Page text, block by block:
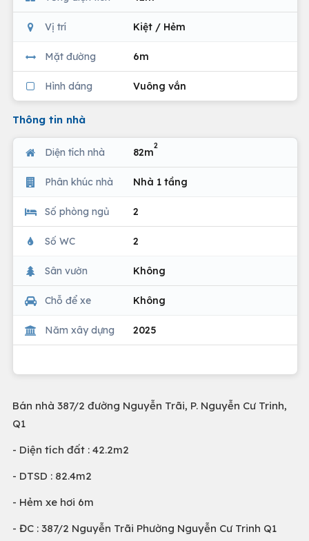
Vị trí Kiệt / Hẻm
Mặt đường 6m
Hình dáng Vuông vắn
Thông tin nhà
Diện tích nhà 82m
2
Phân khúc nhà Nhà 1 tầng
Số phòng ngủ 2
Số WC 2
Sân vườn Không
Chỗ để xe Không
Năm xây dựng 2025
Bán nhà 387/2 đường Nguyễn Trãi, P. Nguyễn Cư Trinh,
Q1
- Diện tích đất : 42.2m2
- DTSD : 82.4m2
- Hẻm xe hơi 6m
- ĐC : 387/2 Nguyễn Trãi Phường Nguyễn Cư Trinh Q1